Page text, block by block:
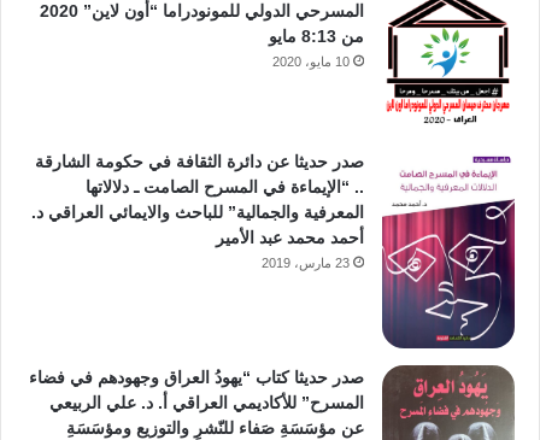
المسرحي الدولي للمونودراما “أون لاين” 2020
من 8:13 مايو
10 مايو، 2020
صدر حديثا عن دائرة الثقافة في حكومة الشارقة
.. “الإيماءة في المسرح الصامت ـ دلالاتها
المعرفية والجمالية” للباحث والايمائي العراقي د.
أحمد محمد عبد الأمير
23 مارس، 2019
صدر حديثا كتاب “يهودُ العراق وجهودهم في فضاء
المسرح” للأكاديمي العراقي أ. د. علي الربيعي
عن مؤسَسَةِ صَفاء للنّشرِ والتوزيع ومؤسَسَةِ